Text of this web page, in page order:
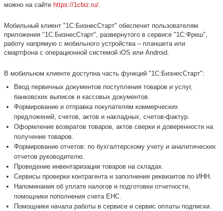
можно на сайте https://1cbiz.ru/
Мобильный клиент "1С:БизнесСтарт" обеспечит пользователям
приложения "1С:БизнесСтарт", развернутого в сервисе "1С:Фреш",
работу напрямую с мобильного устройства – планшета или
смартфона с операционной системой iOS или Android.
В мобильном клиенте доступна часть функций "1С:БизнесСтарт":
Ввод первичных документов поступления товаров и услуг,
банковских выписок и кассовых документов.
Формирование и отправка покупателям коммерческих
предложений, счетов, актов и накладных, счетов-фактур.
Оформление возвратов товаров, актов сверки и доверенности на
получение товаров.
Формирование отчетов: по бухгалтерскому учету и аналитических
отчетов руководителю.
Проведение инвентаризации товаров на складах.
Сервисы проверки контрагента и заполнения реквизитов по ИНН.
Напоминания об уплате налогов и подготовки отчетности,
помощники пополнения счета ЕНС.
Помощники начала работы в сервисе и сервис оплаты подписки.